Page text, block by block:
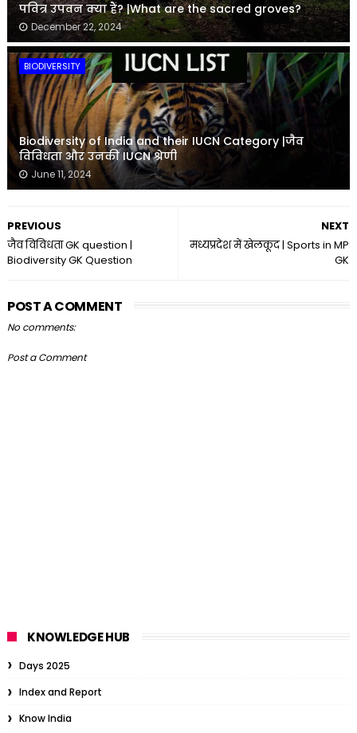
पवित्र उपवन क्या हैं? |What are the sacred groves?
December 22, 2024
BIODIVERSITY
Biodiversity of India and their IUCN Category |जैव
विविधता और उनकी IUCN श्रेणी
June 11, 2024
NEXT
मध्यप्रदेश में खेलकूद | Sports in MP
GK
PREVIOUS
जैव विविधता GK question |
Biodiversity GK Question
POST A COMMENT
No comments:
Post a Comment
KNOWLEDGE HUB
Days 2025
Index and Report
Know India